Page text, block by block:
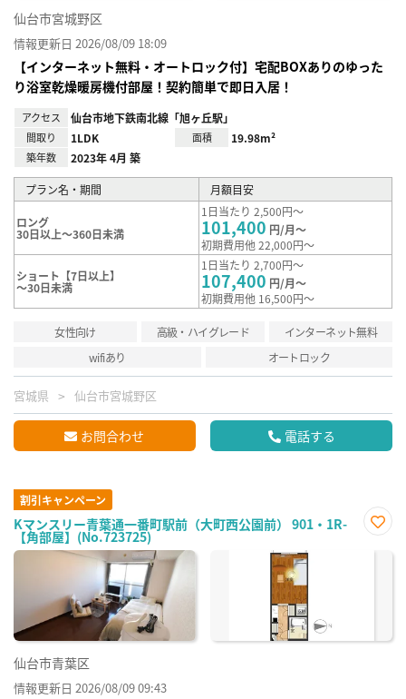
仙台市宮城野区
情報更新日 2026/08/09 18:09
【インターネット無料・オートロック付】宅配BOXありのゆった
り浴室乾燥暖房機付部屋！契約簡単で即日入居！
アクセス 仙台市地下鉄南北線「旭ヶ丘駅」
間取り 1LDK 面積 19.98m²
築年数 2023年 4月 築
プラン名・期間 月額目安
ロング
30日以上～360日未満
1日当たり 2,500円～
101,400 円/月～
初期費用他 22,000円～
ショート【7日以上】
～30日未満
1日当たり 2,700円～
107,400 円/月～
初期費用他 16,500円～
女性向け 高級・ハイグレード
インターネット無料
wifiあり
オートロック
宮城県 仙台市宮城野区
お問合わせ 電話する
割引キャンペーン
Kマンスリー青葉通一番町駅前（大町西公園前） 901・1R-
【角部屋】(No.723725)
に入
仙台市青葉区
情報更新日 2026/08/09 09:43